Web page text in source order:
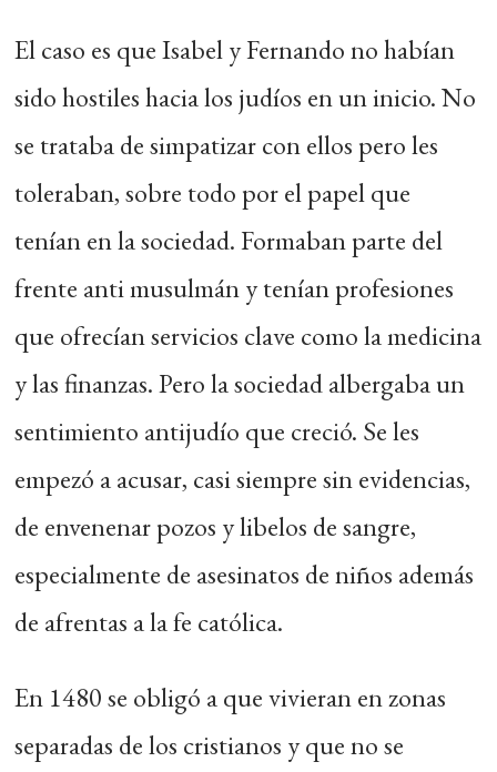
El caso es que Isabel y Fernando no habían
sido hostiles hacia los judíos en un inicio. No
se trataba de simpatizar con ellos pero les
toleraban, sobre todo por el papel que
tenían en la sociedad. Formaban parte del
frente anti musulmán y tenían profesiones
que ofrecían servicios clave como la medicina
y las finanzas. Pero la sociedad albergaba un
sentimiento antijudío que creció. Se les
empezó a acusar, casi siempre sin evidencias,
de envenenar pozos y libelos de sangre,
especialmente de asesinatos de niños además
de afrentas a la fe católica.
En 1480 se obligó a que vivieran en zonas
separadas de los cristianos y que no se